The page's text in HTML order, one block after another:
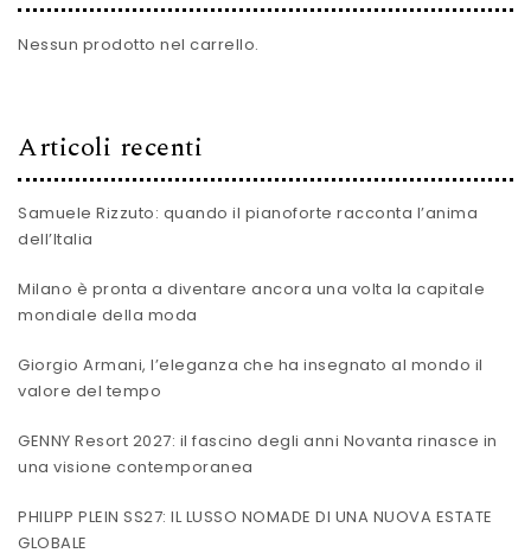
Nessun prodotto nel carrello.
Articoli recenti
Samuele Rizzuto: quando il pianoforte racconta l’anima
dell’Italia
Milano è pronta a diventare ancora una volta la capitale
mondiale della moda
Giorgio Armani, l’eleganza che ha insegnato al mondo il
valore del tempo
GENNY Resort 2027: il fascino degli anni Novanta rinasce in
una visione contemporanea
PHILIPP PLEIN SS27: IL LUSSO NOMADE DI UNA NUOVA ESTATE
GLOBALE